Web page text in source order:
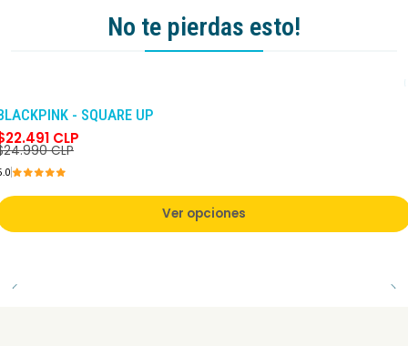
No te pierdas esto!
- SQUARE UP
CLP
CLP
Ver opciones